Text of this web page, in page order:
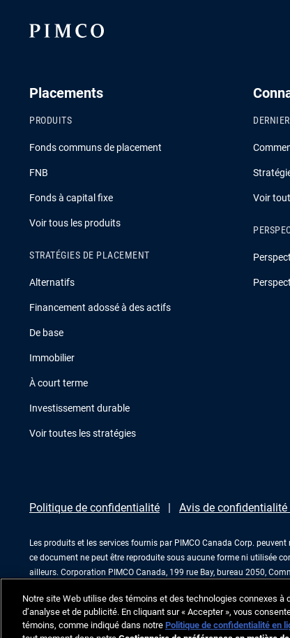
Placements
PRODUITS
Fonds communs de placement
FNB
Fonds à capital fixe
Voir tous les produits
STRATÉGIES DE PLACEMENT
Alternatifs
Financement adossé à des actifs
De base
Immobilier
À court terme
Investissement durable
Voir toutes les stratégies
Voir
Politique de confidentialité Avis de confidentialité
Les produits et les services fournis par PIMCO Canada Corp.
ce document ne peut être reproduite sous aucune forme ni utilisée
ailleurs. Corporation PIMCO Canada, 199 rue Bay, bureau 2050,
Notre site Web utilise des témoins et des technologies connexes
d’analyse et de publicité. En cliquant sur « Accepter », vous
témoins, comme indiqué dans notre Politique de confidentialité en